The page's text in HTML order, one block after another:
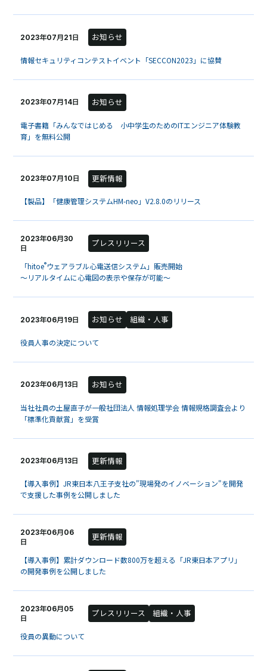
2023年07月21日 お知らせ
情報セキュリティコンテストイベント「SECCON2023」に協賛
2023年07月14日 お知らせ
電子書籍「みんなではじめる 小中学生のためのITエンジニア体験教
育」を無料公開
2023年07月10日 更新情報
【製品】「健康管理システムHM-neo」V2.8.0のリリース
2023年06月30
日
プレスリリース
「hitoe®ウェアラブル心電送信システム」販売開始
～リアルタイムに心電図の表示や保存が可能～
2023年06月19日 お知らせ 組織・人事
役員人事の決定について
2023年06月13日 お知らせ
当社社員の土屋直子が一般社団法人 情報処理学会 情報規格調査会より
「標準化貢献賞」を受賞
2023年06月13日 更新情報
【導入事例】JR東日本八王子支社の"現場発のイノベーション"を開発
で支援した事例を公開しました
2023年06月06
日
更新情報
【導入事例】累計ダウンロード数800万を超える「JR東日本アプリ」
の開発事例を公開しました
2023年06月05
日
プレスリリース 組織・人事
役員の異動について